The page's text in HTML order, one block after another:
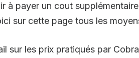
à payer un cout
sur cette page tous les
sur les prix pratiqués par